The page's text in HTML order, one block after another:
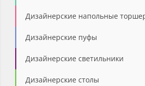
Дизайнерские напольные
Дизайнерские пуфы
Дизайнерские светильники
Дизайнерские столы